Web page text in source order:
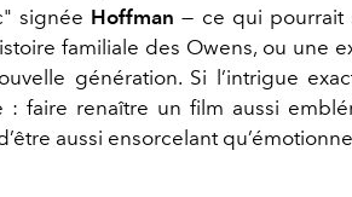
signée Hoffman — ce qui pourrait
familiale des Owens, ou une
génération. Si l’intrigue
: faire renaître un film aussi
aussi ensorcelant